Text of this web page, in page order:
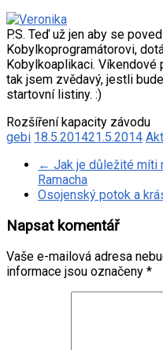
P.S. Teď už jen aby se
Kobylkoprogramátorovi,
Kobylkoaplikaci. Víkendové
tak jsem zvědavý, jestli
startovní listiny. :)
Rozšíření kapacity závodu
gebi 18.5.201421.5.2014
← Jak je důležité míti
Ramacha
Osojenský potok a
Napsat komentář
Vaše e-mailová adresa
informace jsou označeny *